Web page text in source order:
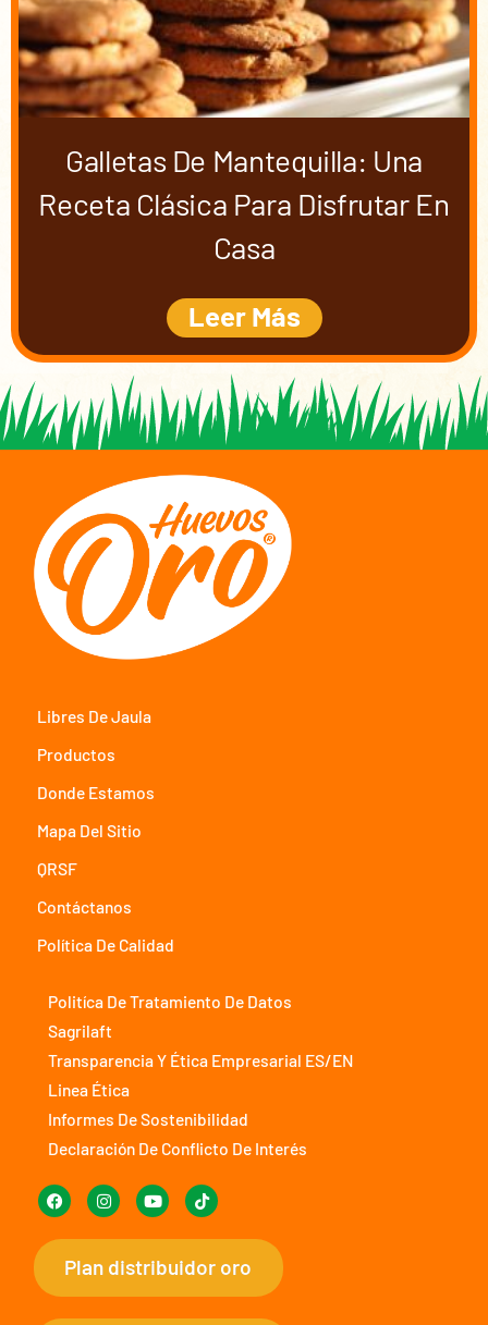
Galletas De Mantequilla: Una
Receta Clásica Para Disfrutar En
Casa
Leer Más
Libres De Jaula
Productos
Donde Estamos
Mapa Del Sitio
QRSF
Contáctanos
Política De Calidad
Politíca De Tratamiento De Datos
Sagrilaft
Transparencia Y Ética Empresarial ES/EN
Linea Ética
Informes De Sostenibilidad
Declaración De Conflicto De Interés
Plan distribuidor oro